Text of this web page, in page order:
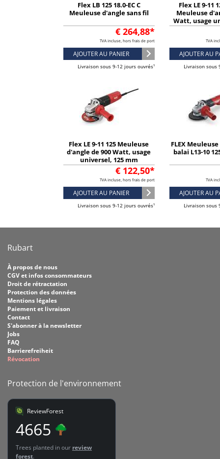
Flex LB 125 18.0-EC C
Meuleuse d'angle sans fil
€ 264,88*
TVA incluse, hors frais de port
AJOUTER AU PANIER
Livraison sous 9-12 jours ouvrés¹
Flex LE 9-11
Meuleuse
Watt, usage
TVA
AJOUTER AU
Livraison sous
Flex LE 9-11 125 Meuleuse
d'angle de 900 Watt, usage
universel, 125 mm
€ 122,50*
TVA incluse, hors frais de port
AJOUTER AU PANIER
Livraison sous 9-12 jours ouvrés¹
FLEX
balai L13-10
TVA
AJOUTER AU
Livraison sous
Rubart
À propos de nous
CGV et infos consommateurs
Droit de rétractation
Protection des données
Mentions légales
Paiement et livraison
Contact
S'abonner à la newsletter
Jobs
FAQ
Barrierefreiheit
Révocation
Protection de l'environnement
ReviewForest
4665
Trees planted in our review
forest.